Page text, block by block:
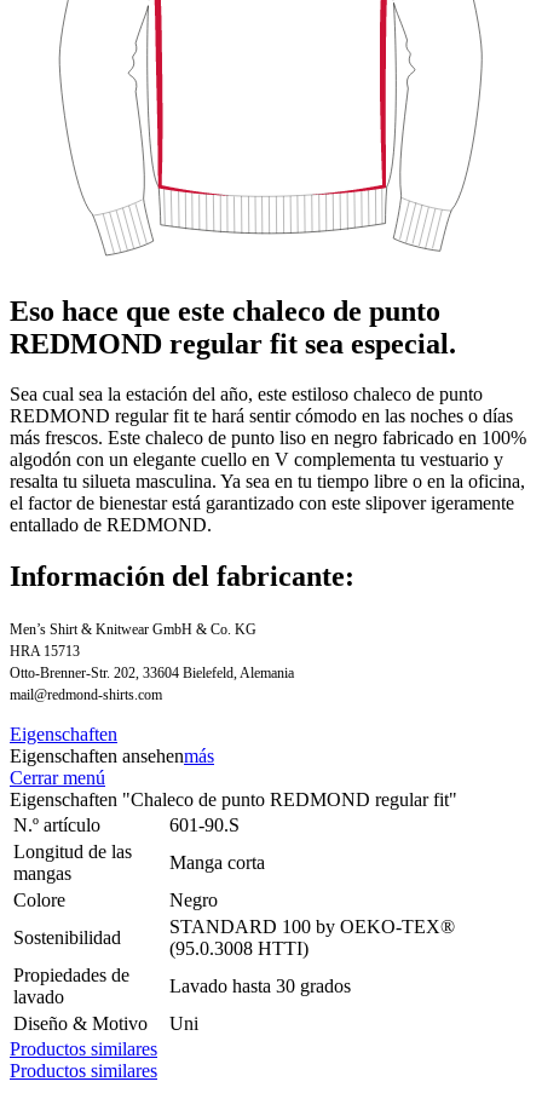
Eso hace que este chaleco de punto
REDMOND regular fit sea especial.
Sea cual sea la estación del año, este estiloso chaleco de punto
REDMOND regular fit te hará sentir cómodo en las noches o días
más frescos. Este chaleco de punto liso en negro fabricado en 100%
algodón con un elegante cuello en V complementa tu vestuario y
resalta tu silueta masculina. Ya sea en tu tiempo libre o en la oficina,
el factor de bienestar está garantizado con este slipover igeramente
entallado de REDMOND.
Información del fabricante:
Men’s Shirt & Knitwear GmbH & Co. KG
HRA 15713
Otto-Brenner-Str. 202, 33604 Bielefeld, Alemania
mail@redmond-shirts.com
Eigenschaften
Eigenschaften ansehenmás
Cerrar menú
Eigenschaften "Chaleco de punto REDMOND regular fit"
N.º artículo
601-90.S
Longitud de las
mangas
Manga corta
Colore
Negro
Sostenibilidad
STANDARD 100 by OEKO-TEX®
(95.0.3008 HTTI)
Propiedades de
lavado
Lavado hasta 30 grados
Diseño & Motivo
Uni
Productos similares
Productos similares